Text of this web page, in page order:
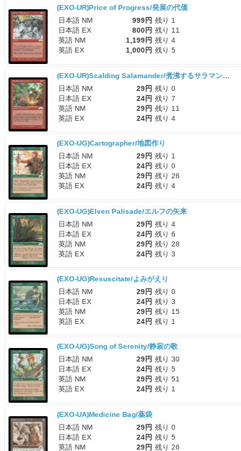
(EXO-UR)Price of Progress/発展の代価
日本語 NM
999円 残り 1
日本語 EX
800円 残り 11
英語 NM
1,199円 残り 4
英語 EX
1,000円 残り 5
日本語 NM
29円 残り 0
日本語 EX
24円 残り 7
英語 NM
29円 残り 11
英語 EX
24円 残り 4
(EXO-UG)Cartographer/地図作り
日本語 NM
29円 残り 1
日本語 EX
24円 残り 0
英語 NM
29円 残り 26
英語 EX
24円 残り 4
(EXO-UG)Elven Palisade/エルフの矢来
日本語 NM
29円 残り 4
日本語 EX
24円 残り 6
英語 NM
29円 残り 28
英語 EX
24円 残り 3
(EXO-UG)Resuscitate/よみがえり
日本語 NM
29円 残り 0
日本語 EX
24円 残り 3
英語 NM
29円 残り 15
英語 EX
24円 残り 1
(EXO-UG)Song of Serenity/静寂の歌
日本語 NM
29円 残り 30
日本語 EX
24円 残り 5
英語 NM
29円 残り 51
英語 EX
24円 残り 1
(EXO-UA)Medicine Bag/薬袋
日本語 NM
29円 残り 0
日本語 EX
24円 残り 5
英語 NM
29円 残り 26